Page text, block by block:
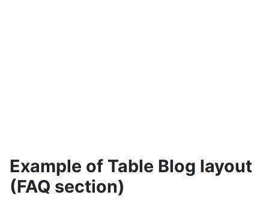
Example of Table Blog layout
(FAQ section)